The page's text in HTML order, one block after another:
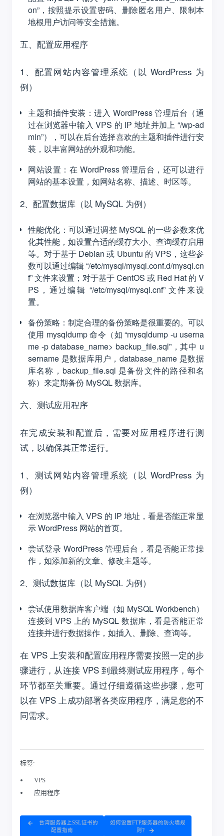
标签:
VPS
应用程序
台湾服务器上SSL证书的
配置指南
如何设置FTP服务器的防火墙规
则？